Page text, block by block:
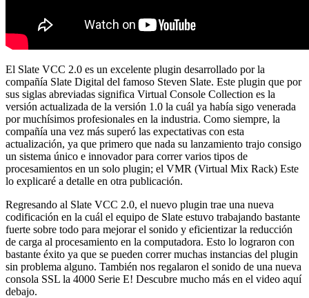
El Slate VCC 2.0 es un excelente plugin desarrollado por la
compañía Slate Digital del famoso Steven Slate. Este plugin que por
sus siglas abreviadas significa Virtual Console Collection es la
versión actualizada de la versión 1.0 la cuál ya había sigo venerada
por muchísimos profesionales en la industria. Como siempre, la
compañía una vez más superó las expectativas con esta
actualización, ya que primero que nada su lanzamiento trajo consigo
un sistema único e innovador para correr varios tipos de
procesamientos en un solo plugin; el VMR (Virtual Mix Rack) Este
lo explicaré a detalle en otra publicación.
Regresando al Slate VCC 2.0, el nuevo plugin trae una nueva
codificación en la cuál el equipo de Slate estuvo trabajando bastante
fuerte sobre todo para mejorar el sonido y eficientizar la reducción
de carga al procesamiento en la computadora. Esto lo lograron con
bastante éxito ya que se pueden correr muchas instancias del plugin
sin problema alguno. También nos regalaron el sonido de una nueva
consola SSL la 4000 Serie E! Descubre mucho más en el video aquí
debajo.